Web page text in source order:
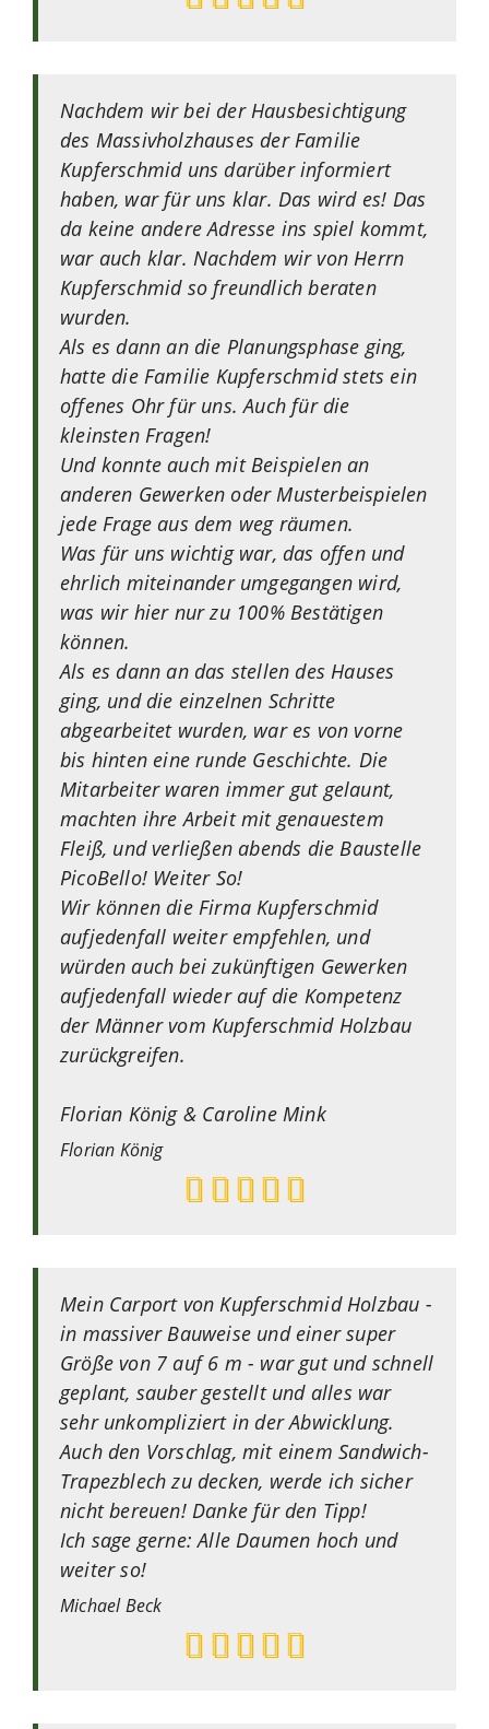
Nachdem wir bei der Hausbesichtigung
des Massivholzhauses der Familie
Kupferschmid uns darüber informiert
haben, war für uns klar. Das wird es! Das
da keine andere Adresse ins spiel kommt,
war auch klar. Nachdem wir von Herrn
Kupferschmid so freundlich beraten
wurden.
Als es dann an die Planungsphase ging,
hatte die Familie Kupferschmid stets ein
offenes Ohr für uns. Auch für die
kleinsten Fragen!
Und konnte auch mit Beispielen an
anderen Gewerken oder Musterbeispielen
jede Frage aus dem weg räumen.
Was für uns wichtig war, das offen und
ehrlich miteinander umgegangen wird,
was wir hier nur zu 100% Bestätigen
können.
Als es dann an das stellen des Hauses
ging, und die einzelnen Schritte
abgearbeitet wurden, war es von vorne
bis hinten eine runde Geschichte. Die
Mitarbeiter waren immer gut gelaunt,
machten ihre Arbeit mit genauestem
Fleiß, und verließen abends die Baustelle
PicoBello! Weiter So!
Wir können die Firma Kupferschmid
aufjedenfall weiter empfehlen, und
würden auch bei zukünftigen Gewerken
aufjedenfall wieder auf die Kompetenz
der Männer vom Kupferschmid Holzbau
zurückgreifen.
Florian König & Caroline Mink
Florian König
Mein Carport von Kupferschmid Holzbau -
in massiver Bauweise und einer super
Größe von 7 auf 6 m - war gut und schnell
geplant, sauber gestellt und alles war
sehr unkompliziert in der Abwicklung.
Auch den Vorschlag, mit einem Sandwich-
Trapezblech zu decken, werde ich sicher
nicht bereuen! Danke für den Tipp!
Ich sage gerne: Alle Daumen hoch und
weiter so!
MichaelBeck